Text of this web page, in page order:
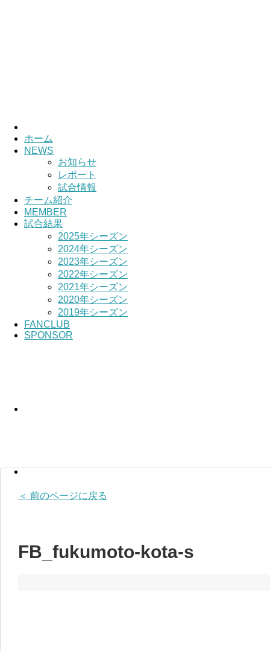
ホーム
NEWS
お知らせ
レポート
試合情報
チーム紹介
MEMBER
試合結果
2025年シーズン
2024年シーズン
2023年シーズン
2022年シーズン
2021年シーズン
2020年シーズン
2019年シーズン
FANCLUB
SPONSOR
＜ 前のページに戻る
FB_fukumoto-kota-s